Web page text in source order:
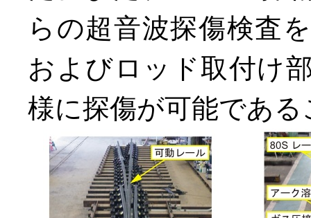
らの超音波探傷検査
およびロッド取付け
様に探傷が可能であ